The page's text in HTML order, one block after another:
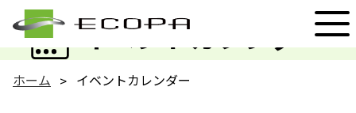
イベントカレンダー
EVENT
ホーム イベントカレンダー